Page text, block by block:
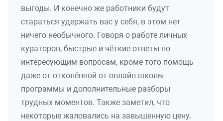
выгоды. И конечно же работники будут
стараться удержать вас у себя, в этом нет
ничего необычного. Говоря о работе личных
кураторов, быстрые и чёткие ответы по
интересующим вопросам, кроме того помощь
даже от отколённой от онлайн школы
программы и дополнительные разборы
трудных моментов. Также заметил, что
некоторые жаловались на завышенную цену.